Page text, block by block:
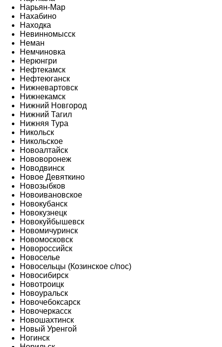
Нарьян-Мар
Нахабино
Находка
Невинномысск
Неман
Немчиновка
Нерюнгри
Нефтекамск
Нефтеюганск
Нижневартовск
Нижнекамск
Нижний Новгород
Нижний Тагил
Нижняя Тура
Никольск
Никольское
Новоалтайск
Нововоронеж
Новодвинск
Новое Девяткино
Новозыбков
Новоивановское
Новокубанск
Новокузнецк
Новокуйбышевск
Новомичуринск
Новомосковск
Новороссийск
Новоселье
Новосельцы (Козинское с/пос)
Новосибирск
Новотроицк
Новоуральск
Новочебоксарск
Новочеркасск
Новошахтинск
Новый Уренгой
Ногинск